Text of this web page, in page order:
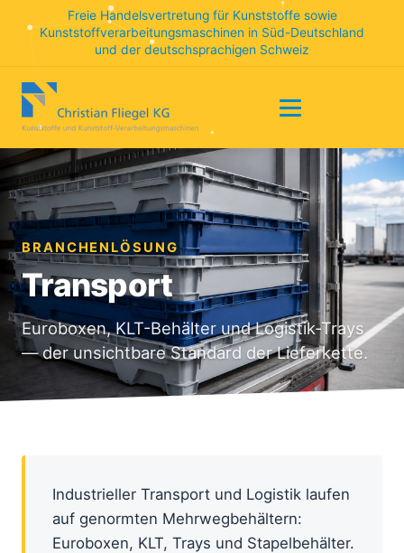
Freie Handelsvertretung für Kunststoffe sowie
Kunststoffverarbeitungsmaschinen in Süd-Deutschland
und der deutschsprachigen Schweiz
BRANCHENLÖSUNG
Transport
Euroboxen, KLT-Behälter und Logistik-Trays
— der unsichtbare Standard der Lieferkette.
Industrieller Transport und Logistik laufen
auf genormten Mehrwegbehältern:
Euroboxen, KLT, Trays und Stapelbehälter.